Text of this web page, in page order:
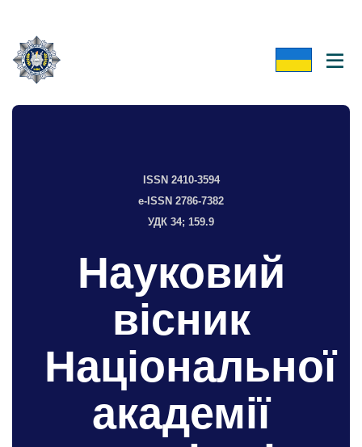
ISSN 2410-3594
e-ISSN 2786-7382
УДК 34; 159.9
Науковий
вісник
Національної
академії